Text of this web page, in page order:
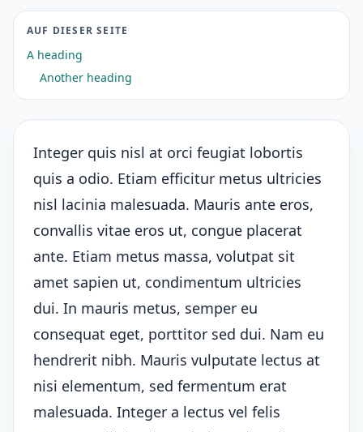
AUF DIESER SEITE
A heading
Another heading
Integer quis nisl at orci feugiat lobortis
quis a odio. Etiam efficitur metus ultricies
nisl lacinia malesuada. Mauris ante eros,
convallis vitae eros ut, congue placerat
ante. Etiam metus massa, volutpat sit
amet sapien ut, condimentum ultricies
dui. In mauris metus, semper eu
consequat eget, porttitor sed dui. Nam eu
hendrerit nibh. Mauris vulputate lectus at
nisi elementum, sed fermentum erat
malesuada. Integer a lectus vel felis